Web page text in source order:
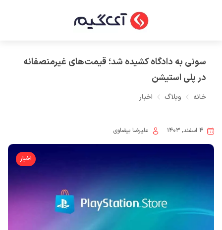
سونی به دادگاه کشیده شد؛ قیمت‌های غیرمنصفانه
در پلی استیشن
خانه وبلاگ اخبار
۴ اسفند, ۱۴۰۳ علیرضا بیضاوی
اخبار